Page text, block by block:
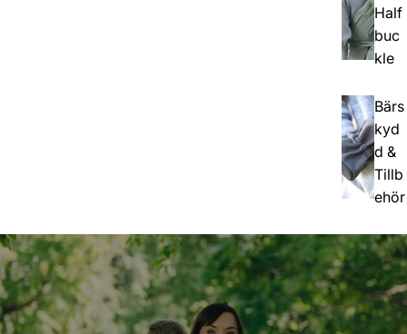
Half
buc
kle
Bärs
kyd
d &
Tillb
ehör